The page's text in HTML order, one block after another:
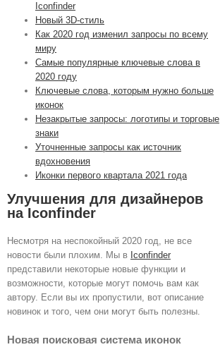
Iconfinder
Новый 3D-стиль
Как 2020 год изменил запросы по всему
миру
Самые популярные ключевые слова в
2020 году
Ключевые слова, которым нужно больше
иконок
Незакрытые запросы: логотипы и торговые
знаки
Уточненные запросы как источник
вдохновения
Иконки первого квартала 2021 года
Улучшения для дизайнеров
на Iconfinder
Несмотря на неспокойный 2020 год, не все
новости были плохим. Мы в Iconfinder
представили некоторые новые функции и
возможности, которые могут помочь вам как
автору. Если вы их пропустили, вот описание
новинок и того, чем они могут быть полезны.
Новая поисковая система иконок